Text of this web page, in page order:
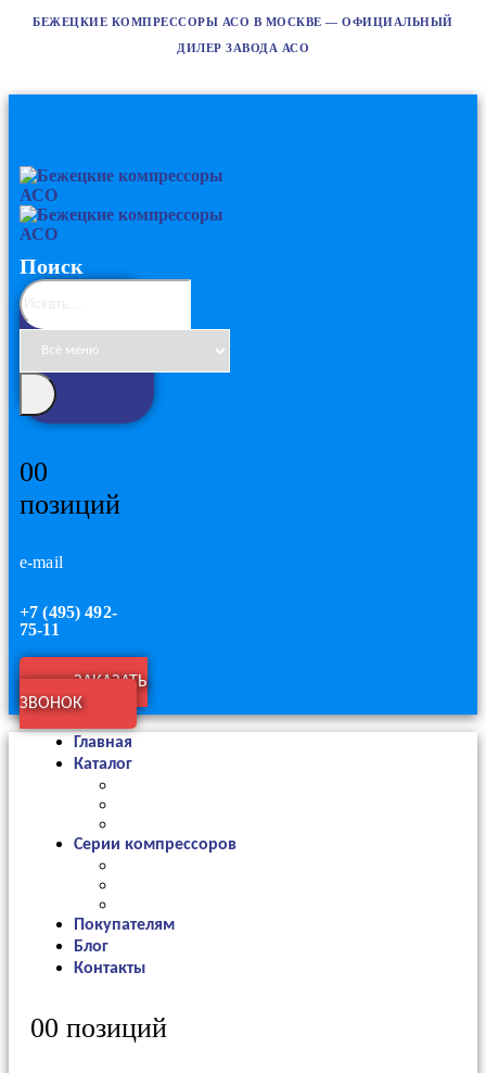
БЕЖЕЦКИЕ КОМПРЕССОРЫ АСО В МОСКВЕ — ОФИЦИАЛЬНЫЙ
ДИЛЕР ЗАВОДА АСО
Поиск
00
позиций
e-mail
+7 (495) 492-
75-11
ЗАКАЗАТЬ
ЗВОНОК
Главная
Каталог
Серии компрессоров
Покупателям
Блог
Контакты
00 позиций